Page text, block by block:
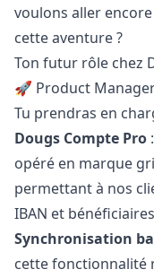
voulons aller
cette aventure ?
Ton futur rôle chez
🚀 Product
Tu prendras en
Dougs Compte Pro
opéré en marque
permettant à nos
IBAN et
Synchronisation
cette fonctionnalité